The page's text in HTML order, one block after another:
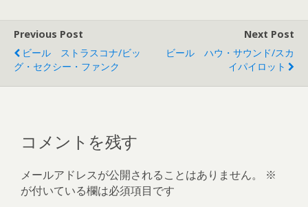
Previous Post
ビール ストラスコナ/ビッ
グ・セクシー・ファンク
Next Post
ビール ハウ・サウンド/スカ
イパイロット
コメントを残す
メールアドレスが公開されることはありません。
※
が付いている欄は必須項目です